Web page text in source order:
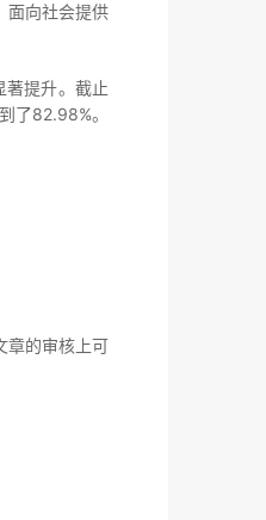
面向社会提供
提升。截止
了82.98%。
章的审核上可